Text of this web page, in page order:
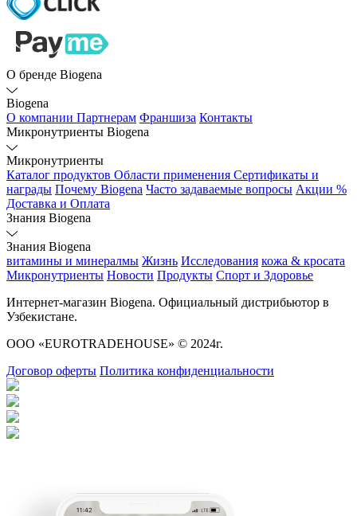
О бренде Biogena
Biogena
О компании Партнерам Франшиза Контакты
Микронутриенты Biogena
Микронутриенты
Каталог продуктов Области применения Сертификаты и
награды Почему Biogena Часто задаваемые вопросы Акции %
Доставка и Оплата
Знания Biogena
Знания Biogena
витамины и минералмы Жизнь Исследования кожа & кросата
Микронутриенты Новости Продукты Спорт и Здоровье
Интернет-магазин Biogena. Официальный дистрибьютор в
Узбекистане.
ООО «EUROTRADEHOUSE» © 2024г.
Договор оферты Политика конфиденциальности